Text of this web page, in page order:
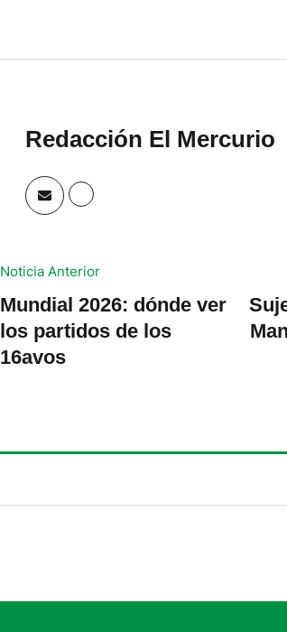
Redacción El Mercurio
Noticia Anterior
Mundial 2026: dónde ver
los partidos de los
16avos